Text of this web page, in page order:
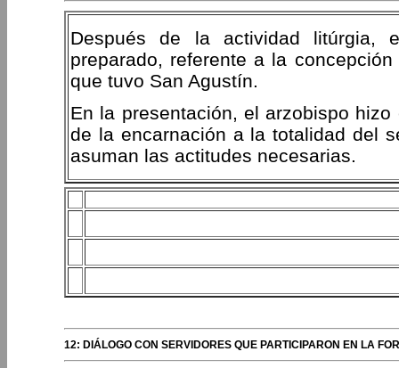
Después de la actividad litúrgia,
preparado, referente a la
que tuvo San Agustín.
En la presentación, el arzobispo
de la encarnación a la totalidad del
asuman las actitudes necesarias.
12: DIÁLOGO CON SERVIDORES QUE PARTICIPARON EN LA